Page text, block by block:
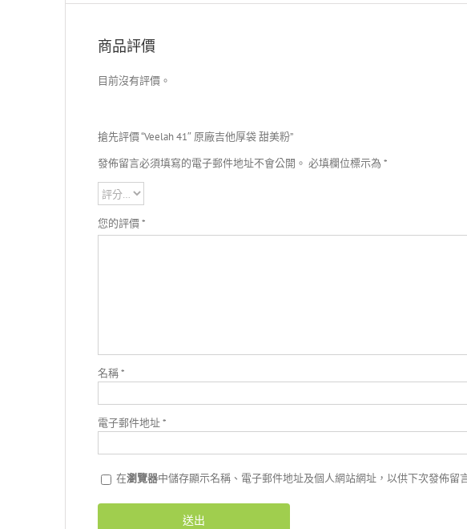
商品評價
目前沒有評價。
搶先評價 “Veelah 41″ 原廠吉他厚袋 甜美粉”
發佈留言必須填寫的電子郵件地址不會公開。 必填欄位標示為 *
您的評價*
名稱*
電子郵件地址*
在瀏覽器中儲存顯示名稱、電子郵件地址及個人網站網址，以供下次發佈留